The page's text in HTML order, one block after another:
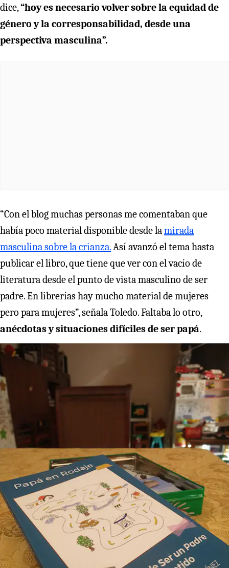
dice,“hoy es necesario volver sobre la equidad de
género y la corresponsabilidad, desde una
perspectiva masculina”.
“Con el blog muchas personas me comentaban que
había poco material disponible desde lamirada
masculina sobre la crianza.Así avanzó el tema hasta
publicar el libro, que tiene que ver con el vacío de
literatura desde el punto de vista masculino de ser
padre. En librerías hay mucho material de mujeres
pero para mujeres”, señala Toledo. Faltaba lo otro,
anécdotas y situaciones difíciles de ser papá.